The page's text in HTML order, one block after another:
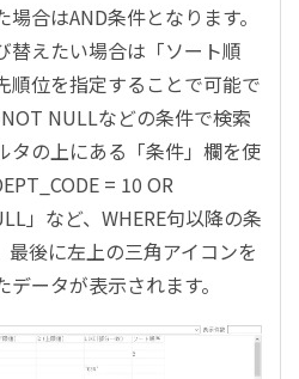
合はAND条件となります。
替えたい場合は「ソート順
順位を指定することで可能で
NULLなどの条件で検索
タの上にある「条件」欄を使
= 10 OR
」など、WHERE句以降の条
最後に左上の三角アイコンを
ータが表示されます。